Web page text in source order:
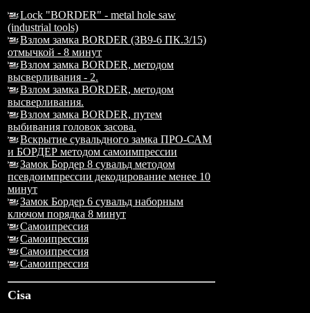
Lock "BORDER" - metal hole saw
(industrial tools)
Взлом замка BORDER (ЗВ9-6 ПК.3/15)
отмычкой - 8 минут
Взлом замка BORDER, методом
высверливания - 2.
Взлом замка BORDER, методом
высверливания.
Взлом замка BORDER, путем
выбивания головок засова.
Вскрытие сувальдного замка ПРО-САМ
и БОРДЕР методом самоимпрессии
Замок Бордер 8 сувальд методом
псевдоимпрессии декодирование менее 10
минут
Замок Бордер 6 сувальд наборным
ключом порядка 8 минут
Самоипрессия
Самоипрессия
Самоипрессия
Самоипрессия
Cisa